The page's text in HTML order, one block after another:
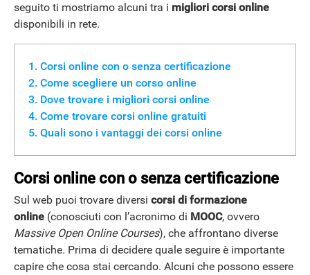
seguito ti mostriamo alcuni tra i migliori corsi online
disponibili in rete.
Corsi online con o senza certificazione
Come scegliere un corso online
Dove trovare i migliori corsi online
Come trovare corsi online gratuiti
Quali sono i vantaggi dei corsi online
Corsi online con o senza certificazione
Sul web puoi trovare diversi corsi di formazione
online (conosciuti con l’acronimo di MOOC, ovvero
Massive Open Online Courses), che affrontano diverse
tematiche. Prima di decidere quale seguire è importante
capire che cosa stai cercando. Alcuni che possono essere